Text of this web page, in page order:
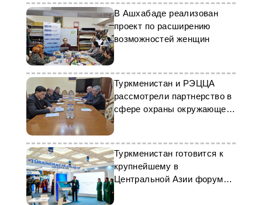
В Ашхабаде реализован
проект по расширению
возможностей женщин
Туркменистан и РЭЦЦА
рассмотрели партнерство в
сфере охраны окружающей
среды
Туркменистан готовится к
крупнейшему в
Центральной Азии форуму